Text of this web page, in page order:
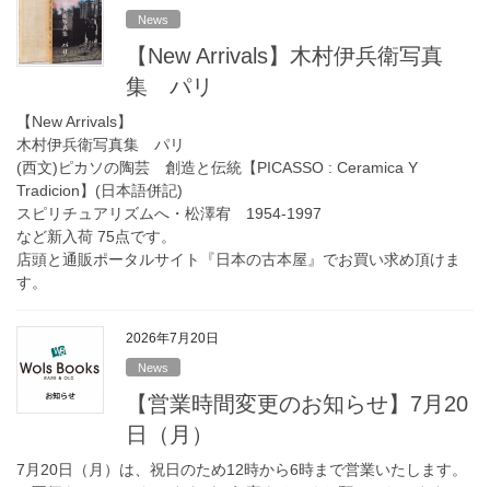
News
【New Arrivals】木村伊兵衛写真
集 パリ
【New Arrivals】
木村伊兵衛写真集 パリ
(西文)ピカソの陶芸 創造と伝統【PICASSO : Ceramica Y
Tradicion】(日本語併記)
スピリチュアリズムへ・松澤宥 1954-1997
など新入荷 75点です。
店頭と通販ポータルサイト『日本の古本屋』でお買い求め頂けま
す。
2026年7月20日
News
【営業時間変更のお知らせ】7月20
日（月）
7月20日（月）は、祝日のため12時から6時まで営業いたします。